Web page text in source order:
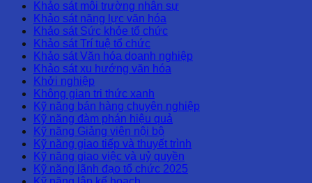
Khảo sát môi trường nhân sự
Khảo sát năng lực văn hóa
Khảo sát Sức khỏe tổ chức
Khảo sát Trí tuệ tổ chức
Khảo sát Văn hóa doanh nghiệp
Khảo sát xu hướng văn hóa
Khởi nghiệp
Không gian tri thức xanh
Kỹ năng bán hàng chuyên nghiệp
Kỹ năng đàm phán hiệu quả
Kỹ năng Giảng viên nội bộ
Kỹ năng giao tiếp và thuyết trình
Kỹ năng giao việc và uỷ quyền
Kỹ năng lãnh đạo tổ chức 2025